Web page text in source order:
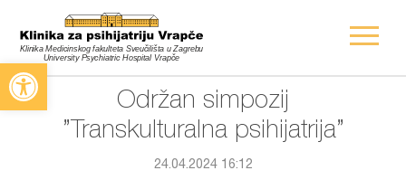
Open toolbar
Održan simpozij
”Transkulturalna psihijatrija”
24.04.2024 16:12